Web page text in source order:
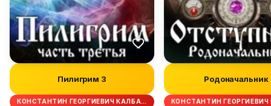
Пилигрим 3
КОНСТАНТИН ГЕОРГИЕВИЧ КАЛБА…
Родоначальник
КОНСТАНТИН